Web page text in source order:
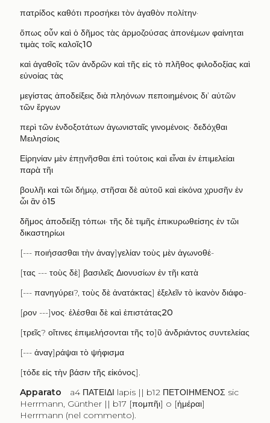
πατρίδος καθότι προσήκει τὸν ἀγαθὸν πολίτην·
ὅπως οὖν καὶ ὁ δῆμος τὰς ἁρμοζούσας ἀπονέμων φαίνηται
τιμὰς τοῖς καλοῖς10
καὶ ἀγαθοῖς τῶν ἀνδρῶν καὶ τῆς εἰς τὸ πλῆθος φιλοδοξίας καὶ
εὐνοίας τὰς
μεγίστας ἀποδείξεις διὰ πληόνων πεποιημένοις δι’ αὐτῶν
τῶν ἔργων
περὶ τῶν ἐνδοξοτάτων ἀγωνισταῖς γινομένοις· δεδόχθαι
Μειλησίοις
Εἰρηνίαν μὲν ἐπῃνῆσθαι ἐπὶ τούτοις καὶ εἶναι ἐν ἐπιμελείαι
παρὰ τῆι
βουλῆι καὶ τῶι δήμῳ, στῆσαι δὲ αὐτοῦ καὶ εἰκόνα χρυσῆν ἐν
ὧι ἂν ὁ15
δῆμος ἀποδείξῃ τόπωι· τῆς δὲ τιμῆς ἐπικυρωθείσης ἐν τῶι
δικαστηρίωι
[--- ποιήσασθαι τὴν ἀναγ]γελίαν τοὺς μὲν ἀγωνοθέ-
[τας --- τοὺς δὲ] βασιλεῖς Διονυσίων ἐν τῆι κατὰ
[--- πανηγύρει?, τοὺς δὲ ἀνατάκτας] ἐξελεῖν τὸ ἱκανὸν διάφο-
[ρον---]νος· ἑλέσθαι δὲ καὶ ἐπιστάτας20
[τρεῖς? οἵτινες ἐπιμελήσονται τῆς το]ῦ ἀνδριάντος συντελείας
[--- ἀναγ]ράψαι τὸ ψήφισμα
[τόδε εἰς τὴν βάσιν τῆς εἰκόνος].
Apparato a4 ΠΑΤΕΙΔΙ lapis || b12 ΠΕΤΟΙΗΜΕΝΟΣ sic
Herrmann, Günther || b17 [πομπῆι] o [ἡμέραι]
Herrmann (nel commento).